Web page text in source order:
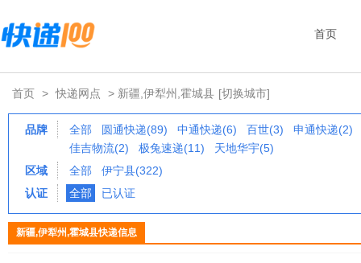
首页
首页 > 快递网点 > 新疆,伊犁州,霍城县 [切换城市]
品牌 全部 圆通快递(89) 中通快递(6) 百世(3)
申通快递(2)
佳吉物流(2)
极兔速递(11)
天地华宇(5)
区域
全部
伊宁县(322)
认证
全部 已认证
新疆,伊犁州,霍城县快递信息